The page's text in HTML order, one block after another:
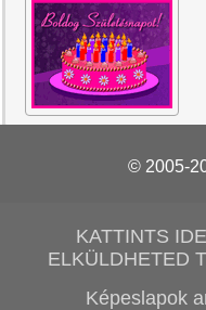
© 2005-
KATTINTS
ELKÜLDHETED
Képeslapok